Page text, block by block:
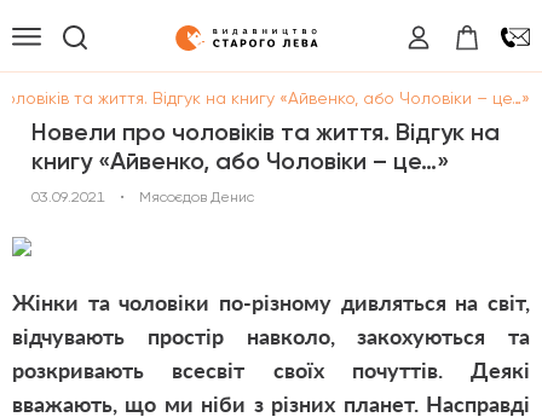
та життя. Відгук на книгу «Айвенко, або Чоловіки – це…»
Новели про чоловіків та життя. Відгук на
книгу «Айвенко, або Чоловіки – це…»
03.09.2021 • Мясоєдов Денис
Жінки та чоловіки по-різному дивляться на світ,
відчувають простір навколо, закохуються та
розкривають всесвіт своїх почуттів. Деякі
вважають, що ми ніби з різних планет. Насправді